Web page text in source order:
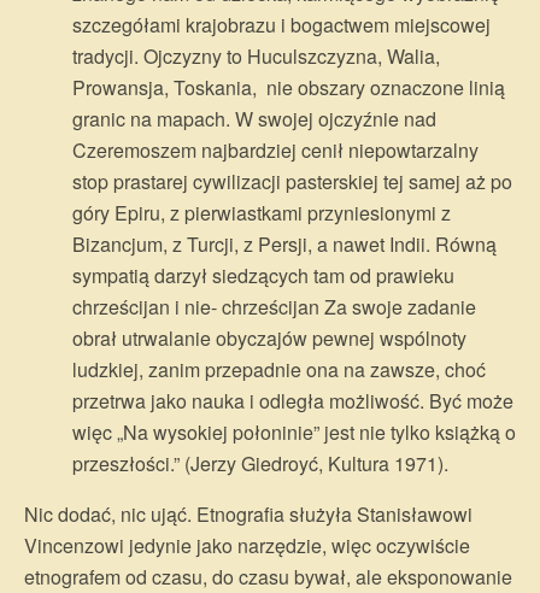
szczegółami krajobrazu i bogactwem miejscowej
tradycji. Ojczyzny to Huculszczyzna, Walia,
Prowansja, Toskania, nie obszary oznaczone linią
granic na mapach. W swojej ojczyźnie nad
Czeremoszem najbardziej cenił niepowtarzalny
stop prastarej cywilizacji pasterskiej tej samej aż po
góry Epiru, z pierwiastkami przyniesionymi z
Bizancjum, z Turcji, z Persji, a nawet Indii. Równą
sympatią darzył siedzących tam od prawieku
chrześcijan i nie- chrześcijan Za swoje zadanie
obrał utrwalanie obyczajów pewnej wspólnoty
ludzkiej, zanim przepadnie ona na zawsze, choć
przetrwa jako nauka i odległa możliwość. Być może
więc „Na wysokiej połoninie” jest nie tylko książką o
przeszłości.” (Jerzy Giedroyć, Kultura 1971).
Nic dodać, nic ująć. Etnografia służyła Stanisławowi
Vincenzowi jedynie jako narzędzie, więc oczywiście
etnografem od czasu, do czasu bywał, ale eksponowanie